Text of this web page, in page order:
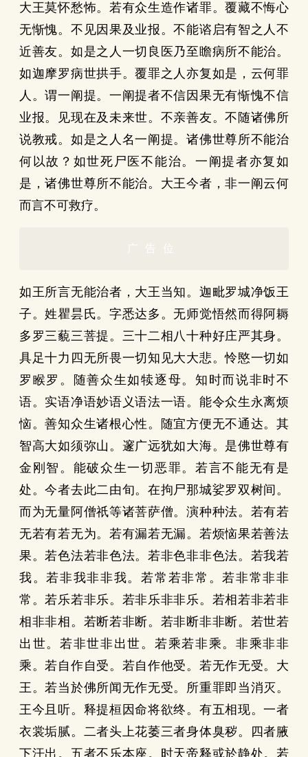
大王莫怀愁怖。若有众生造作诸罪。覆藏不悔心
无惭愧。不见因果及业报。不能谘启有智之人不
近善友。如是之人一切良医乃至瞻病所不能治。
如迦摩罗病世拱手。覆罪之人亦复如是，云何罪
人。谓一阐提。一阐提者不信因果无有惭愧不信
业报。见现在及未来世。不亲善友。不随诸佛所
说教戒。如是之人名一阐提。诸佛世尊所不能治
何以故？如世死尸医不能治。一阐提者亦复如
是，诸佛世尊所不能治。大王今者，非一阐云何
而言不可救疗。
广告位
如王所言无能治者，大王当知。迦毗罗城净饭王
子。姓瞿昙氏。字悉达多。无师觉悟然而得阿耨
多罗三藐三菩提。三十二相八十种好庄严其身。
具足十力四无所畏一切知见大大悲。怜愍一切如
罗睺罗。随善众生如犊逐母。知时而说非时不
语。实语净语妙语义语法一语。能令众生永离烦
恼。善知众生诸根心性。随宜方便无不通达。其
智高大如须弥山。邃广远犹如大海。是佛世尊有
金刚智。能破众生一切恶罪。若言不能无有是
处。今者去此二由旬。在拘尸那城娑罗双树间。
而为无量阿僧祇等诸菩萨僧。演种种法。若有若
无若有若无为。若有漏若无漏。若烦恼果若善法
果。若色法若非色法。若非色非非色法。若我若
我。若非我非非我。若常若非常。若非常非非
常。若乐若非乐。若非乐非非乐。若相若非若非
相非非相。若断若非断。若非断非非断。若世若
出世。若非世非出世。若乘若非乘。非乘非非
乘。若自作自受。若自作他受。若无作无受。大
王。若当於佛所闻无作无受。所重罪即当消灭。
王今且听。释提桓因命将欲终。有五相现。一者
衣裳垢腻。二者头上花萎三者身体臭秽。四者腋
下汗出。五者不乐本座。时天帝释或於静处。若